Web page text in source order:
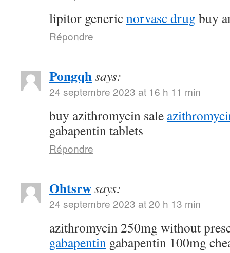
lipitor genericnorvasc drug buy
Répondre
Pongqhsays:
24 septembre 2023 at 16 h 11 min
buy azithromycin sale
gabapentin tablets
Répondre
Ohtsrwsays:
24 septembre 2023 at 20 h 13 min
azithromycin 250mg without
gabapentin gabapentin 100mg